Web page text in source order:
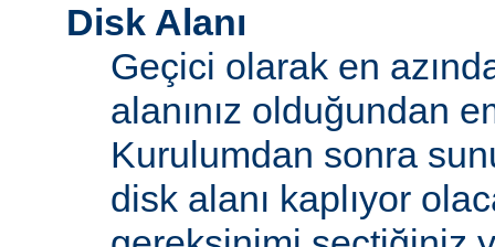
Disk Alanı
Geçici olarak en
alanınız olduğundan
Kurulumdan sonra
disk alanı kaplıyor